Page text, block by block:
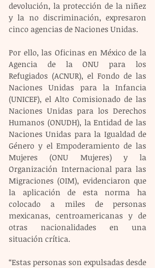
devolución, la protección de la niñez
y la no discriminación, expresaron
cinco agencias de Naciones Unidas.
Por ello, las Oficinas en México de la
Agencia de la ONU para los
Refugiados (ACNUR), el Fondo de las
Naciones Unidas para la Infancia
(UNICEF), el Alto Comisionado de las
Naciones Unidas para los Derechos
Humanos (ONUDH), la Entidad de las
Naciones Unidas para la Igualdad de
Género y el Empoderamiento de las
Mujeres (ONU Mujeres) y la
Organización Internacional para las
Migraciones (OIM), evidenciaron que
la aplicación de esta norma ha
colocado a miles de personas
mexicanas, centroamericanas y de
otras nacionalidades en una
situación crítica.
“Estas personas son expulsadas desde